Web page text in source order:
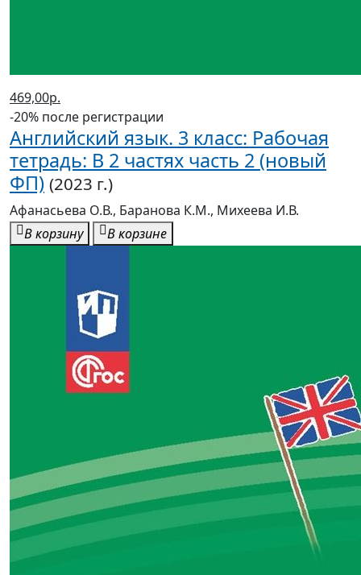
469,00р.
-20% после регистрации
Английский язык. 3 класс: Рабочая
тетрадь: В 2 частях часть 2 (новый
ФП) (2023 г.)
Афанасьева О.В., Баранова К.М., Михеева И.В.
В корзину
В корзине